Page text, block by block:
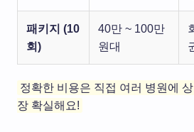
패키지 (10
회)
40만 ~ 100만
원대
정확한 비용은 직접 여러 병원에
장 확실해요!